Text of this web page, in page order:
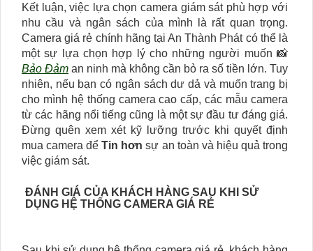
Kết luận, việc lựa chọn camera giám sát phù hợp với
nhu cầu và ngân sách của mình là rất quan trọng.
Camera giá rẻ chính hãng tại An Thành Phát có thể là
một sự lựa chọn hợp lý cho những người muốn 📸
Bảo Đảm an ninh mà không cần bỏ ra số tiền lớn. Tuy
nhiên, nếu bạn có ngân sách dư dả và muốn trang bị
cho mình hệ thống camera cao cấp, các mẫu camera
từ các hãng nổi tiếng cũng là một sự đầu tư đáng giá.
Đừng quên xem xét kỹ lưỡng trước khi quyết định
mua camera đểTin hơn sự an toàn và hiệu quả trong
việc giám sát.
ĐÁNH GIÁ CỦA KHÁCH HÀNG SAU KHI SỬ
DỤNG HỆ THỐNG CAMERA GIÁ RẺ